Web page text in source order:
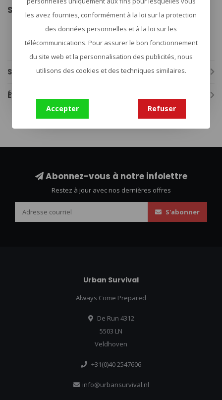
Specificaties:
Merk: Light My Fire
Materiaal: Tritan
Afmetingen: 140x31x16 mm
Gewicht: 8 gram
Spécifications
Évaluations
Abonnez-vous à notre infolettre
Restez à jour avec nos dernières offres
S'abonner
Urban Survival
Always Come Prepared
De Run 4312
5503 LN
Veldhoven
+31(0)40 2547606
info@urbansurvival.nl
les avez fournies, conformément à la loi sur la protection
des données personnelles et à la loi sur les
télécommunications. Pour assurer le bon fonctionnement
du site web et la personnalisation des publicités, nous
utilisons des cookies et des techniques similaires.
Accepter Refuser